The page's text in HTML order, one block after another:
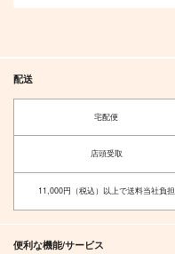
配送
宅配便
店頭受取
11,000円（税込）以上で送料当社負担
便利な機能/サービス